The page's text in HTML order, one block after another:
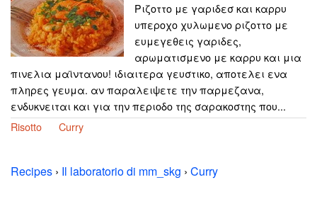
Ριζοττο με γαριδεσ και καρρυ
υπεροχο χυλωμενο ριζοττο με
ευμεγεθεις γαριδες,
αρωματισμενο με καρρυ και μια
πινελια μαϊντανου! ιδιαιτερα γευστικο, αποτελει ενα
πληρες γευμα. αν παραλειψετε την παρμεζανα,
ενδυκνειται και για την περιοδο της σαρακοστης που...
Risotto
Curry
Recipes › Il laboratorio di mm_skg › Curry